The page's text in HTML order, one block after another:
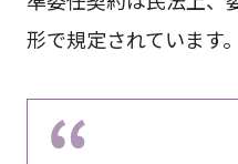
形で規定されています。